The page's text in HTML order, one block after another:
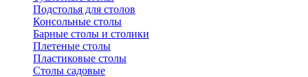
Подстолья для столов
Консольные столы
Барные столы и столики
Плетеные столы
Пластиковые столы
Столы садовые